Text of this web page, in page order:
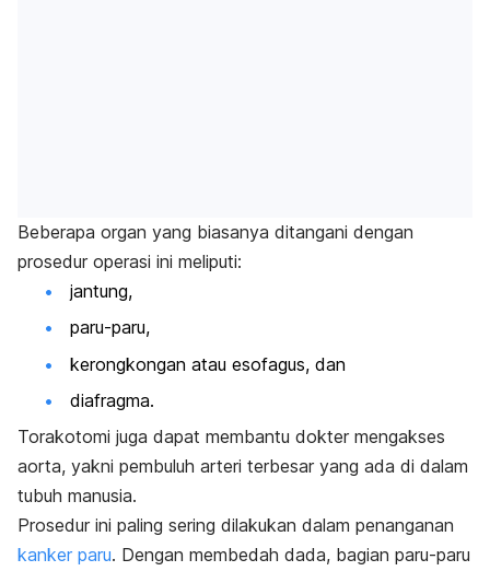
Beberapa organ yang biasanya ditangani dengan
prosedur operasi ini meliputi:
jantung,
paru-paru,
kerongkongan atau esofagus, dan
diafragma.
Torakotomi juga dapat membantu dokter mengakses
aorta, yakni pembuluh arteri terbesar yang ada di dalam
tubuh manusia.
Prosedur ini paling sering dilakukan dalam penanganan
kanker paru. Dengan membedah dada, bagian paru-paru